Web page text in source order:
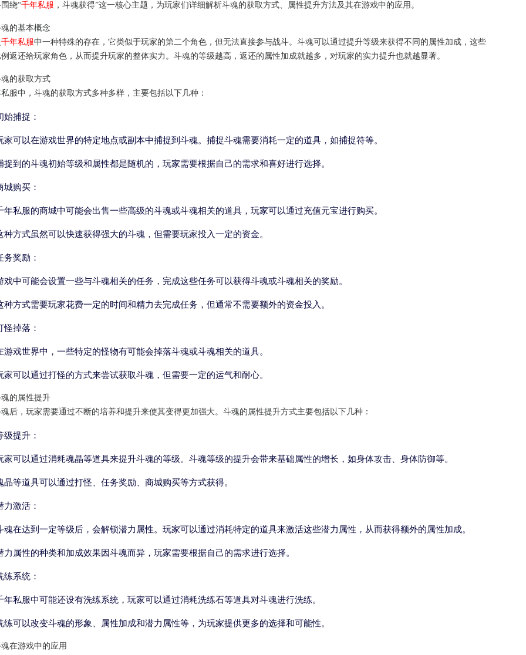
绕“千年私服 ，斗魂获得”这一核心主题，为玩家们详细解析斗魂的获取方式、属性提升方法及其在游戏中的应用。
的基本概念
千年私服中一种特殊的存在，它类似于玩家的第二个角色，但无法直接参与战斗。斗魂可以通过提升等级来获得不同的属性加成，这些
返还给玩家角色，从而提升玩家的整体实力。斗魂的等级越高，返还的属性加成就越多，对玩家的实力提升也就越显著。
的获取方式
服中，斗魂的获取方式多种多样，主要包括以下几种：
始捕捉：
家可以在游戏世界的特定地点或副本中捕捉到斗魂。捕捉斗魂需要消耗一定的道具，如捕捉符等。
捉到的斗魂初始等级和属性都是随机的，玩家需要根据自己的需求和喜好进行选择。
城购买：
年私服的商城中可能会出售一些高级的斗魂或斗魂相关的道具，玩家可以通过充值元宝进行购买。
种方式虽然可以快速获得强大的斗魂，但需要玩家投入一定的资金。
务奖励：
戏中可能会设置一些与斗魂相关的任务，完成这些任务可以获得斗魂或斗魂相关的奖励。
种方式需要玩家花费一定的时间和精力去完成任务，但通常不需要额外的资金投入。
怪掉落：
游戏世界中，一些特定的怪物有可能会掉落斗魂或斗魂相关的道具。
家可以通过打怪的方式来尝试获取斗魂，但需要一定的运气和耐心。
的属性提升
后，玩家需要通过不断的培养和提升来使其变得更加强大。斗魂的属性提升方式主要包括以下几种：
级提升：
家可以通过消耗魂晶等道具来提升斗魂的等级。斗魂等级的提升会带来基础属性的增长，如身体攻击、身体防御等。
晶等道具可以通过打怪、任务奖励、商城购买等方式获得。
力激活：
魂在达到一定等级后，会解锁潜力属性。玩家可以通过消耗特定的道具来激活这些潜力属性，从而获得额外的属性加成。
力属性的种类和加成效果因斗魂而异，玩家需要根据自己的需求进行选择。
练系统：
年私服中可能还设有洗练系统，玩家可以通过消耗洗练石等道具对斗魂进行洗练。
练可以改变斗魂的形象、属性加成和潜力属性等，为玩家提供更多的选择和可能性。
在游戏中的应用